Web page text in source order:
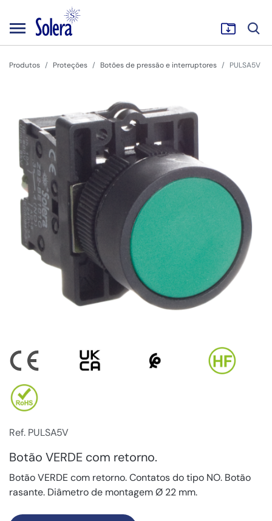
Produtos Proteções Botões de pressão e interruptores PULSA5V
Ref. PULSA5V
Botão VERDE com retorno.
Botão VERDE com retorno. Contatos do tipo NO. Botão
rasante. Diâmetro de montagem Ø 22 mm.